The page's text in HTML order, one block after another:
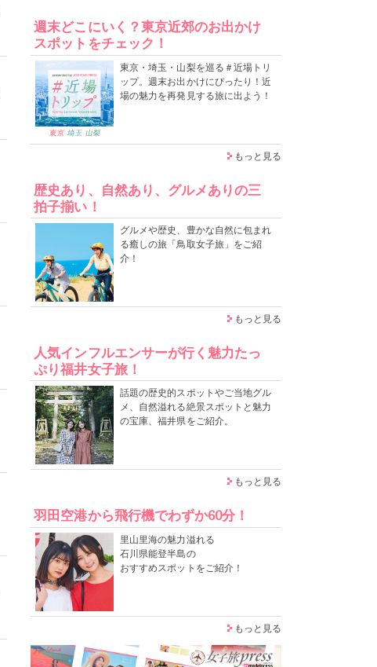
週末どこにいく？東京近郊のお出かけ
スポットをチェック！
東京・埼玉・山梨を巡る＃近場トリ
ップ。週末お出かけにぴったり！近
場の魅力を再発見する旅に出よう！
もっと見る
歴史あり、自然あり、グルメありの三
拍子揃い！
グルメや歴史、豊かな自然に包まれ
る癒しの旅「鳥取女子旅」をご紹
介！
もっと見る
人気インフルエンサーが行く魅力たっ
ぷり福井女子旅！
話題の歴史的スポットやご当地グル
メ、自然溢れる絶景スポットと魅力
の宝庫、福井県をご紹介。
もっと見る
羽田空港から飛行機でわずか60分！
里山里海の魅力溢れる
石川県能登半島の
おすすめスポットをご紹介！
もっと見る